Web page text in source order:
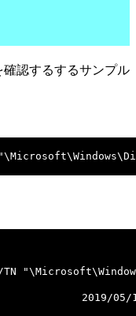
認するするサンプル